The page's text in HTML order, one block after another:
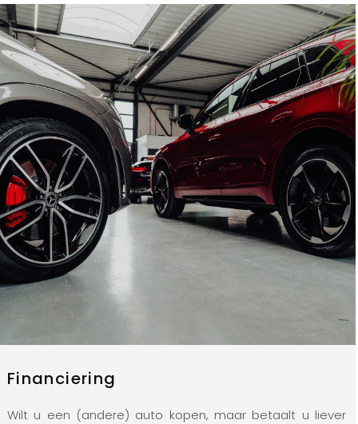
Financiering
Wilt u een (andere) auto kopen, maar betaalt u liever